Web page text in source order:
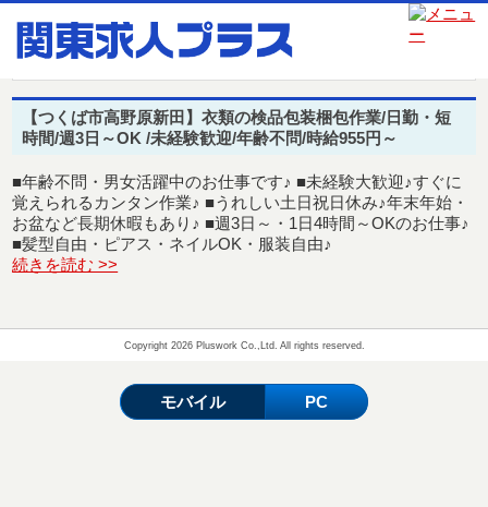
関東求人プラス> 求人情報>時間応相談
時間応相談
【つくば市高野原新田】衣類の検品包装梱包作業/日勤・短
時間/週3日～OK /未経験歓迎/年齢不問/時給955円～
■年齢不問・男女活躍中のお仕事です♪ ■未経験大歓迎♪すぐに
覚えられるカンタン作業♪ ■うれしい土日祝日休み♪年末年始・
お盆など長期休暇もあり♪ ■週3日～・1日4時間～OKのお仕事♪
■髪型自由・ピアス・ネイルOK・服装自由♪
続きを読む >>
Copyright 2026 Pluswork Co.,Ltd. All rights reserved.
モバイル PC